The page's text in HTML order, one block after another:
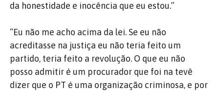
da honestidade e inocência que eu estou.”
“Eu não me acho acima da lei. Se eu não
acreditasse na justiça eu não teria feito um
partido, teria feito a revolução. O que eu não
posso admitir é um procurador que foi na tevê
dizer que o PT é uma organização criminosa, e por